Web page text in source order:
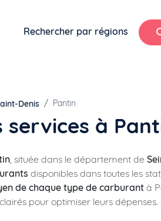
Rechercher par régions
Denis Pantin
à
, située dans le département de
disponibles dans toutes les
de chaque type de carburant à
pour optimiser leurs